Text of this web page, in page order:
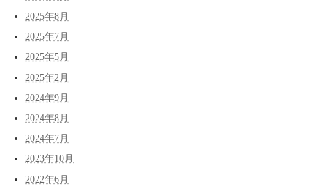
2025年8月
2025年7月
2025年5月
2025年2月
2024年9月
2024年8月
2024年7月
2023年10月
2022年6月